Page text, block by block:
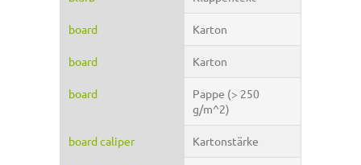
board Karton
board Karton
board
Pappe (> 250
g/m^2)
board caliper Kartonstärke